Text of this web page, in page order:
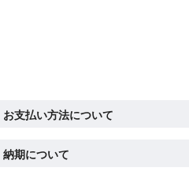
お支払い方法について
納期について